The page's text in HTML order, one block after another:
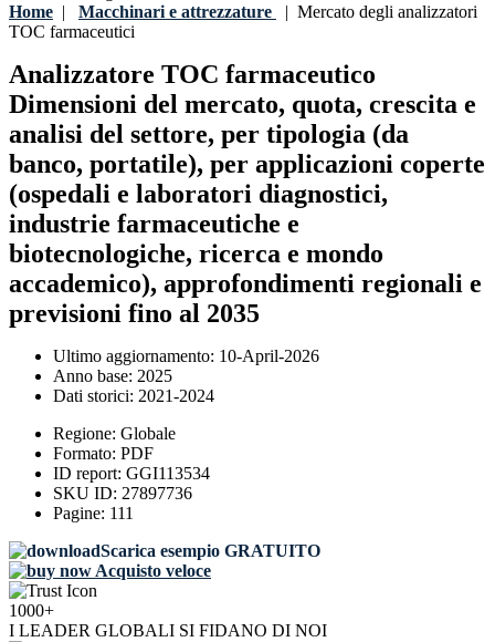
Home | Macchinari e attrezzature | Mercato degli analizzatori
TOC farmaceutici
Analizzatore TOC farmaceutico
Dimensioni del mercato, quota, crescita e
analisi del settore, per tipologia (da
banco, portatile), per applicazioni coperte
(ospedali e laboratori diagnostici,
industrie farmaceutiche e
biotecnologiche, ricerca e mondo
accademico), approfondimenti regionali e
previsioni fino al 2035
Ultimo aggiornamento: 10-April-2026
Anno base: 2025
Dati storici: 2021-2024
Regione: Globale
Formato: PDF
ID report: GGI113534
SKU ID: 27897736
Pagine: 111
Scarica esempio GRATUITO
Acquisto veloce
1000+
I LEADER GLOBALI SI FIDANO DI NOI